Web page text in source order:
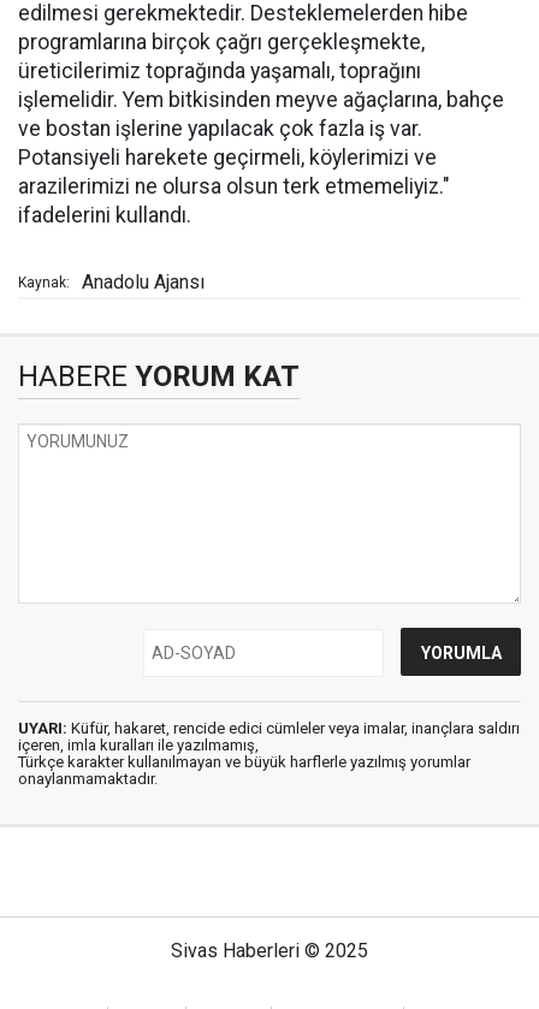
edilmesi gerekmektedir. Desteklemelerden hibe
programlarına birçok çağrı gerçekleşmekte,
üreticilerimiz toprağında yaşamalı, toprağını
işlemelidir. Yem bitkisinden meyve ağaçlarına, bahçe
ve bostan işlerine yapılacak çok fazla iş var.
Potansiyeli harekete geçirmeli, köylerimizi ve
arazilerimizi ne olursa olsun terk etmemeliyiz."
ifadelerini kullandı.
Kaynak: Anadolu Ajansı
HABERE YORUM KAT
UYARI: Küfür, hakaret, rencide edici cümleler veya imalar, inançlara saldırı
içeren, imla kuralları ile yazılmamış,
Türkçe karakter kullanılmayan ve büyük harflerle yazılmış yorumlar
onaylanmamaktadır.
Sivas Haberleri © 2025